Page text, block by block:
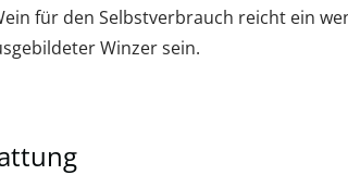
für den Selbstverbrauch reicht ein
Winzer sein.